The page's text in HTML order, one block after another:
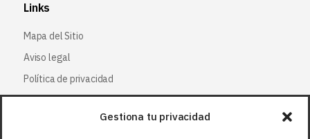
Gestiona tu privacidad
Links
Mapa del Sitio
Aviso legal
Política de privacidad
Política de cookies